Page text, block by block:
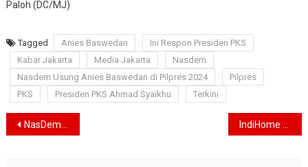
Paloh (DC/MJ)
Tagged Anies Baswedan
Ini Respon Presiden PKS
Kabar Jakarta
Media Jakarta
Nasdem
Nasdem Usung Anies Baswedan di Pilpres 2024
Pilpres
PKS
Presiden PKS Ahmad Syaikhu Terkini
Navigasi
NasDem Deklarasikan Anies Baswedan Sebagai Calon Presiden